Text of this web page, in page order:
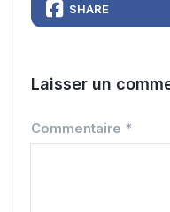
SHARE
Laisser un
Commentaire *